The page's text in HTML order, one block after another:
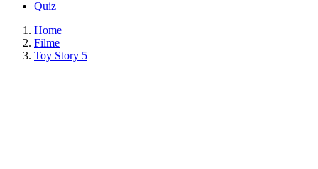
Quiz
Home
Filme
Toy Story 5